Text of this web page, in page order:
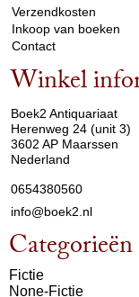
Verzendkosten
Inkoop van boeken
Contact
Winkel
Boek2 Antiquariaat
Herenweg 24 (unit 3)
3602 AP Maarssen
Nederland
0654380560
info@boek2.nl
Categorieën
Fictie
None-Fictie